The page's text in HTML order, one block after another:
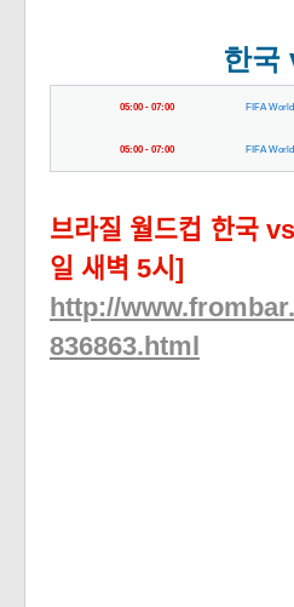
한국
05:00- 07:00 FIFA
05:00- 07:00 FIFA
브라질 월드컵 한국
일 새벽 5시]
http://
836863.html